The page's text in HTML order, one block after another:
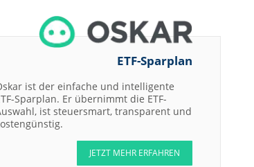
ETF-Sparplan
ist der einfache und intelligente
Sparplan. Er übernimmt die ETF-
ist steuersmart, transparent und
JETZT MEHR ERFAHREN